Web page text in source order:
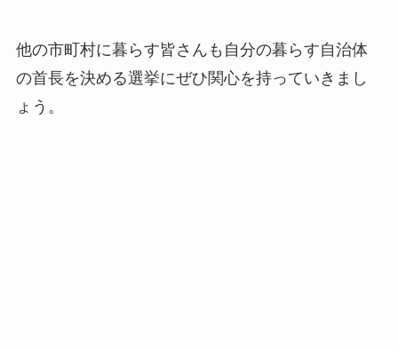
他の市町村に暮らす皆さんも自分の暮らす自治体
の首長を決める選挙にぜひ関心を持っていきまし
ょう。